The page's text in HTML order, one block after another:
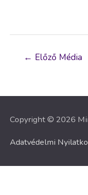
Bejegyzés
← Előző Média
Copyright © 2026
Adatvédelmi